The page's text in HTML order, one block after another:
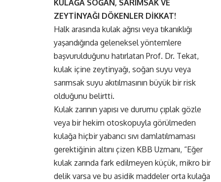
KULAĞA SOĞAN, SARIMSAK VE
ZEYTİNYAĞI DÖKENLER DİKKAT!
Halk arasında kulak ağrısı veya tıkanıklığı
yaşandığında geleneksel yöntemlere
başvurulduğunu hatırlatan Prof. Dr. Tekat,
kulak içine zeytinyağı, soğan suyu veya
sarımsak suyu akıtılmasının büyük bir risk
olduğunu belirtti.
Kulak zarının yapısı ve durumu çıplak gözle
veya bir hekim otoskopuyla görülmeden
kulağa hiçbir yabancı sıvı damlatılmaması
gerektiğinin altını çizen KBB Uzmanı, “Eğer
kulak zarında fark edilmeyen küçük, mikro bir
delik varsa ve bu asidik maddeler orta kulağa